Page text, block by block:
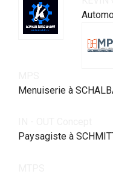
Menuiserie à
Paysagiste à